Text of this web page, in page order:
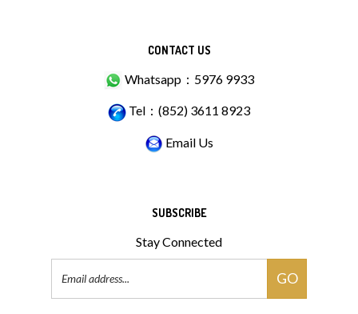
CONTACT US
Whatsapp：5976 9933
Tel：(852) 3611 8923
Email Us
SUBSCRIBE
Stay Connected
GO